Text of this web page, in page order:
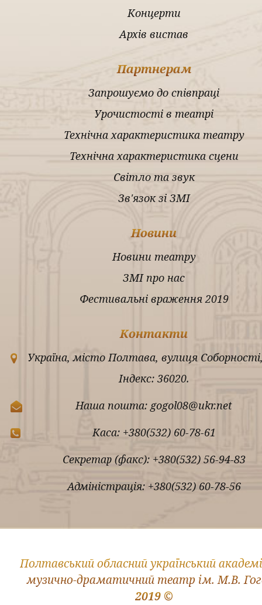
Концерти
Архів вистав
Партнерам
Запрошуємо до співпраці
Урочистості в театрі
Технічна характеристика театру
Технічна характеристика сцени
Світло та звук
Зв'язок зі ЗМІ
Новини
Новини театру
ЗМІ про нас
Фестивальні враження 2019
Контакти
Україна, місто Полтава, вулиця
Індекс: 36020.
Наша пошта: gogol08@ukr.net
Каса: +380(532) 60-78-61
Секретар (факс): +380(532) 56-94-83
Адміністрація: +380(532) 60-78-56
2019 ©
Полтавський обласний український
музично-драматичний театр ім. М.В.